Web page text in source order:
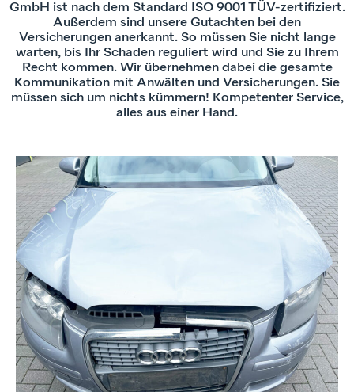
GmbH ist nach dem Standard ISO 9001 TÜV-zertifiziert.
Außerdem sind unsere Gutachten bei den
Versicherungen anerkannt. So müssen Sie nicht lange
warten, bis Ihr Schaden reguliert wird und Sie zu Ihrem
Recht kommen. Wir übernehmen dabei die gesamte
Kommunikation mit Anwälten und Versicherungen. Sie
müssen sich um nichts kümmern! Kompetenter Service,
alles aus einer Hand.